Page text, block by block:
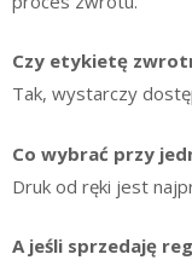
Czy etykietę
Tak, wystarczy
Co wybrać przy
Druk od ręki jest
A jeśli sprzedaję